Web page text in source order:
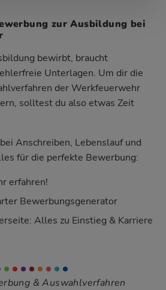
zur Ausbildung bei
bewirbt, braucht
Unterlagen. Um dir die
der Werkfeuerwehr
solltest du also etwas Zeit
Anschreiben, Lebenslauf und
für die perfekte Bewerbung:
erfahren!
Bewerbungsgenerator
Alles zu Einstieg & Karriere
& Auswahlverfahren